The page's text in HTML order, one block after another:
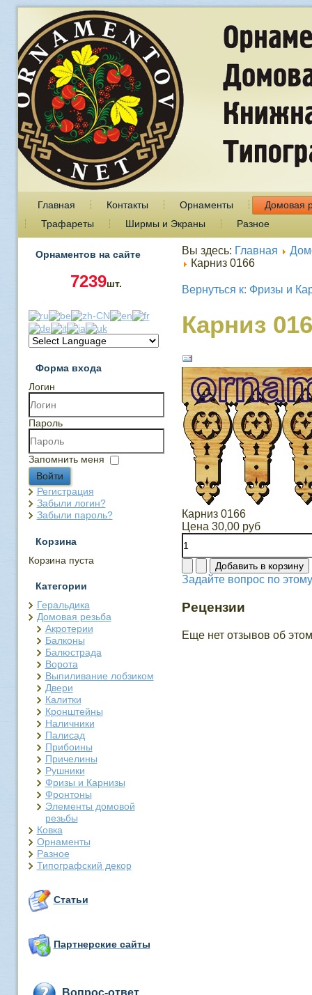
Главная Контакты Орнаменты
Домовая
Трафареты
Ширмы и Экраны Разное
Орнаментов на сайте
7239шт.
Форма входа
Логин
Пароль
Запомнить меня
Войти
Регистрация
Забыли логин?
Забыли пароль?
Корзина
Корзина пуста
Категории
Геральдика
Домовая резьба
Акротерии
Балконы
Балюстрада
Ворота
Выпиливание лобзиком
Двери
Калитки
Кронштейны
Наличники
Палисад
Прибоины
Причелины
Рушники
Фризы и Карнизы
Фронтоны
Элементы домовой
резьбы
Ковка
Орнаменты
Разное
Типографский декор
Статьи
Партнерские сайты
Вы здесь: Главная
Карниз 0166
Вернуться к: Фризы и
Карниз
Карниз 0166
Цена 30,00 руб
Задайте вопрос по
Рецензии
Еще нет отзывов об